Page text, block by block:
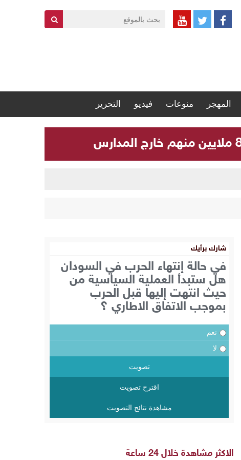
المهجر منوعات فيديو التحرير
شارك برأيك
في حالة إنتهاء الحرب في السودان
هل ستبدأ العملية السياسية من
حيث انتهت إليها قبل الحرب
بموجب الاتفاق الاطاري ؟
نعم
لا
تصويت
اقترح تصويت
مشاهدة نتائج التصويت
الاكثر مشاهدة خلال 24 ساعة